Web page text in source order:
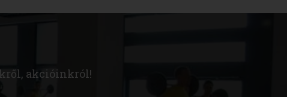
akcióinkról!